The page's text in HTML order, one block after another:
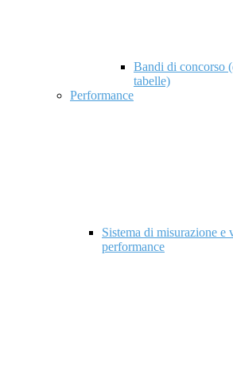
Bandi di concorso
tabelle)
Performance
Sistema di misurazione e
performance